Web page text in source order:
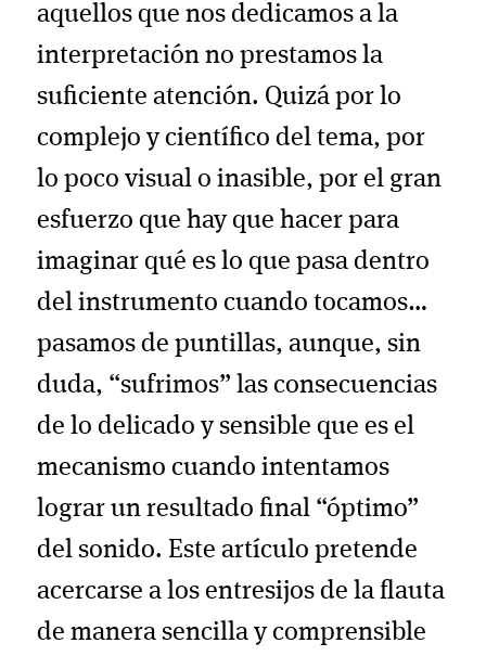
aquellos que nos dedicamos a la
interpretación no prestamos la
suficiente atención. Quizá por lo
complejo y científico del tema, por
lo poco visual o inasible, por el gran
esfuerzo que hay que hacer para
imaginar qué es lo que pasa dentro
del instrumento cuando tocamos…
pasamos de puntillas, aunque, sin
duda, “sufrimos” las consecuencias
de lo delicado y sensible que es el
mecanismo cuando intentamos
lograr un resultado final “óptimo”
del sonido. Este artículo pretende
acercarse a los entresijos de la flauta
de manera sencilla y comprensible